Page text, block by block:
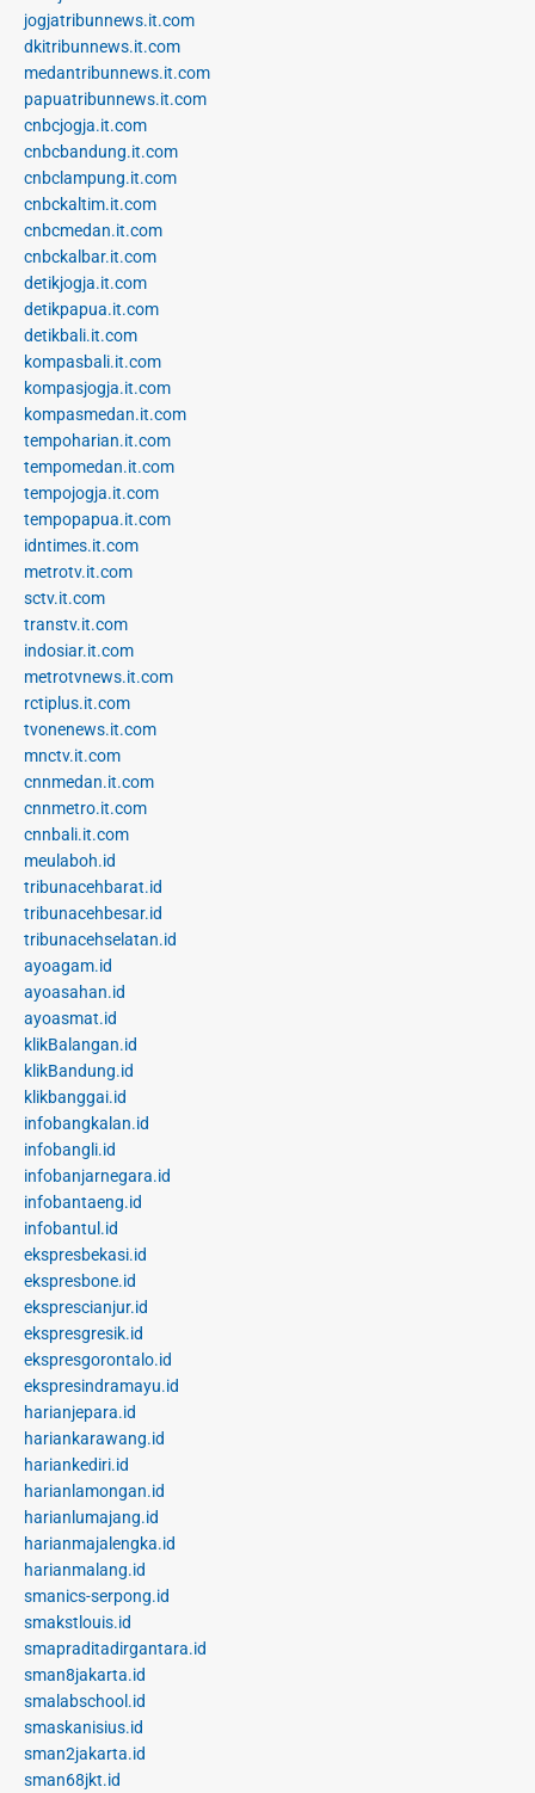
jogjatribunnews.it.com
dkitribunnews.it.com
medantribunnews.it.com
papuatribunnews.it.com
cnbcjogja.it.com
cnbcbandung.it.com
cnbclampung.it.com
cnbckaltim.it.com
cnbcmedan.it.com
cnbckalbar.it.com
detikjogja.it.com
detikpapua.it.com
detikbali.it.com
kompasbali.it.com
kompasjogja.it.com
kompasmedan.it.com
tempoharian.it.com
tempomedan.it.com
tempojogja.it.com
tempopapua.it.com
idntimes.it.com
metrotv.it.com
sctv.it.com
transtv.it.com
indosiar.it.com
metrotvnews.it.com
rctiplus.it.com
tvonenews.it.com
mnctv.it.com
cnnmedan.it.com
cnnmetro.it.com
cnnbali.it.com
meulaboh.id
tribunacehbarat.id
tribunacehbesar.id
tribunacehselatan.id
ayoagam.id
ayoasahan.id
ayoasmat.id
klikBalangan.id
klikBandung.id
klikbanggai.id
infobangkalan.id
infobangli.id
infobanjarnegara.id
infobantaeng.id
infobantul.id
ekspresbekasi.id
ekspresbone.id
eksprescianjur.id
ekspresgresik.id
ekspresgorontalo.id
ekspresindramayu.id
harianjepara.id
hariankarawang.id
hariankediri.id
harianlamongan.id
harianlumajang.id
harianmajalengka.id
harianmalang.id
smanics-serpong.id
smakstlouis.id
smapraditadirgantara.id
sman8jakarta.id
smalabschool.id
smaskanisius.id
sman2jakarta.id
sman68jkt.id